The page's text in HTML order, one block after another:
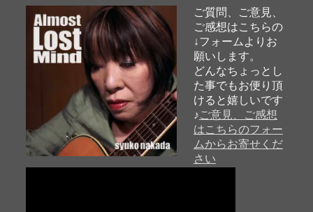
ご質問、ご意見、
ご感想はこちらの
↓フォームよりお
願いします。
どんなちょっとし
た事でもお便り頂
けると嬉しいです
♪ご意見、ご感想
はこちらのフォー
ムからお寄せくだ
さい